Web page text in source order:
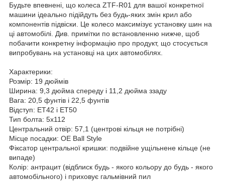
Будьте впевнені, що колеса ZTF-R01 для вашої конкретної
машини ідеально підійдуть без будь-яких змін крил або
компонентів підвіски. Це колесо максимізує установку шин на
ці автомобілі. Див. примітки по встановленню нижче, щоб
побачити конкретну інформацію про продукт, що стосується
випробувань на установці на цих автомобілях.
Характерики:
Розмір: 19 дюймів
Ширина: 9,3 дюйма спереду і 11,2 дюйма ззаду
Вага: 20,5 фунтів і 22,5 фунтів
Відступ: ET42 і ET50
Тип болта: 5x112
Центральний отвір: 57,1 (центрові кільця не потрібні)
Місце посадки: OE Ball Style
Фіксатор центральної кришки: подвійне ущільнене кільце (не
випаде)
Колір: антрацит (відблиск будь - якого кольору до будь - якого
автомобільного) і приховує гальмівний пил